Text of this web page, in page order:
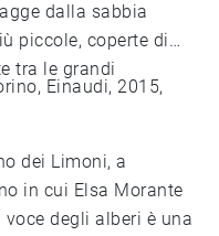
dalla sabbia
piccole, coperte di
tra le grandi
Einaudi, 2015,
dei Limoni, a
in cui Elsa Morante
degli alberi è una